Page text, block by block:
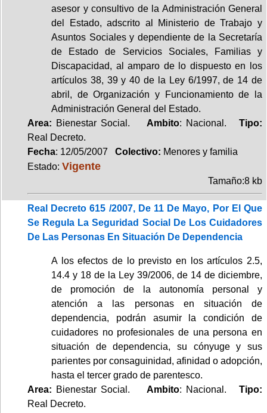
asesor y consultivo de la Administración General
del Estado, adscrito al Ministerio de Trabajo y
Asuntos Sociales y dependiente de la Secretaría
de Estado de Servicios Sociales, Familias y
Discapacidad, al amparo de lo dispuesto en los
artículos 38, 39 y 40 de la Ley 6/1997, de 14 de
abril, de Organización y Funcionamiento de la
Administración General del Estado.
Area: Bienestar Social. Ambito: Nacional. Tipo:
Real Decreto.
Fecha: 12/05/2007 Colectivo: Menores y familia
Estado: Vigente
Tamaño:8 kb
Real Decreto 615 /2007, De 11 De Mayo, Por El Que
Se Regula La Seguridad Social De Los Cuidadores
De Las Personas En Situación De Dependencia
A los efectos de lo previsto en los artículos 2.5,
14.4 y 18 de la Ley 39/2006, de 14 de diciembre,
de promoción de la autonomía personal y
atención a las personas en situación de
dependencia, podrán asumir la condición de
cuidadores no profesionales de una persona en
situación de dependencia, su cónyuge y sus
parientes por consaguinidad, afinidad o adopción,
hasta el tercer grado de parentesco.
Area: Bienestar Social. Ambito: Nacional. Tipo:
Real Decreto.